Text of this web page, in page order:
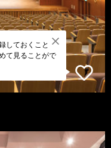
しておくこと
て見ることがで